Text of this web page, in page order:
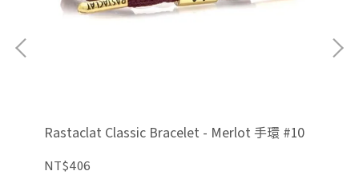
Rastaclat Classic Bracelet - Merlot 手環 #10
NT$406